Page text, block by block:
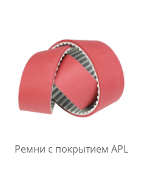
Ремни с покрытием APL